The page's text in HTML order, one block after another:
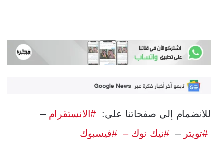
للانضمام إلى صفحاتنا على: #الانستقرام –
#تويتر – #تيك توك – #فيسبوك